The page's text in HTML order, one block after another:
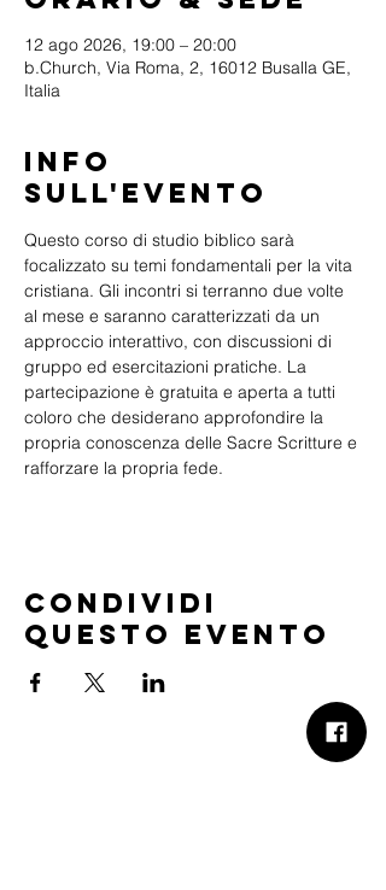
12 ago 2026, 19:00 – 20:00
b.Church, Via Roma, 2, 16012 Busalla GE,
Italia
Info
sull'evento
Questo corso di studio biblico sarà
focalizzato su temi fondamentali per la vita
cristiana. Gli incontri si terranno due volte
al mese e saranno caratterizzati da un
approccio interattivo, con discussioni di
gruppo ed esercitazioni pratiche. La
partecipazione è gratuita e aperta a tutti
coloro che desiderano approfondire la
propria conoscenza delle Sacre Scritture e
rafforzare la propria fede.
Condividi
questo evento